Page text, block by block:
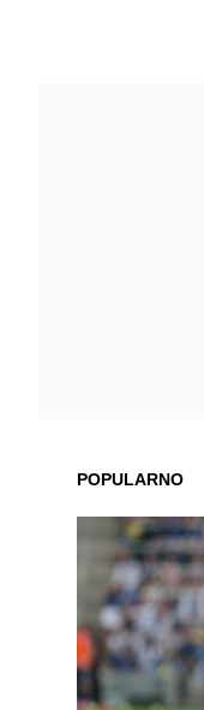
POPULARNO